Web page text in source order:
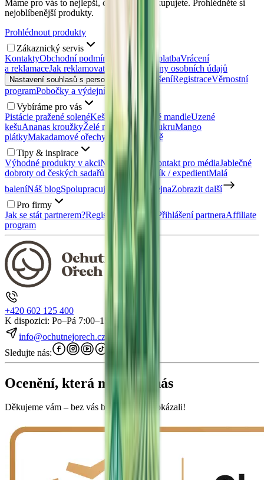
Máme pro vás to nejlepší, co si nejraději kupujete. Prohlédněte si
nejoblíbenější produkty.
Prohlédnout produkty
Zákaznický servis
KontaktyObchodní podmínky Doprava a platbaVrácení
a reklamaceJak reklamovat? Zásady ochrany osobních údajů
Nastavení souhlasů s personalizací PřihlášeníRegistraceVěrnostní
programPobočky a výdejní místa
Vybíráme pro vás
Pistácie pražené solenéKešu ořechy Uzené mandleUzené
kešuAnanas kroužkyŽelé medvídci bez cukruMango
plátkyMakadamové ořechy
Zdravé snídaně
Tipy & inspirace
Výhodné produkty v akciNapsali o nás Kontakt pro médiaJablečné
dobroty od českých sadařůNábor: Skladník / expedientMalá
baleníNáš blogSpolupracujte s námi ProdejnaZobrazit další
Pro firmy
Jak se stát partnerem?Registrace partnera Přihlášení partneraAffiliate
program
+420 602 125 400
K dispozici: Po–Pá 7:00–15:30
info@ochutnejorech.cz
Sledujte nás:
Ocenění, která mluví za nás
Děkujeme vám – bez vás bychom to nedokázali!